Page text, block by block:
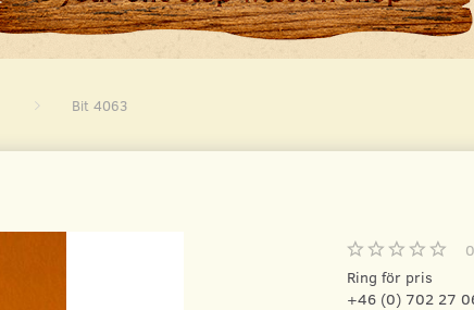
Bit 4063
0
Ring för pris
+46 (0) 702 27